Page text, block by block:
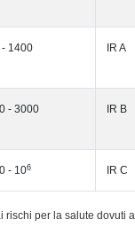
1400 IR A
- 3000 IR B
- 106 IR C
rischi per la salute dovuti